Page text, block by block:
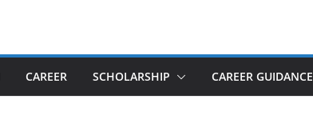
CAREER SCHOLARSHIP CAREER GUIDANCE